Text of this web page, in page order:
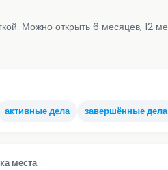
Можно открыть 6 месяцев, 12
активные дела завершённые дела
места